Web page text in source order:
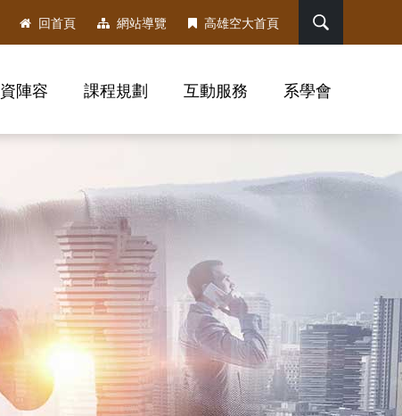
回首頁 網站導覽 高雄空大首頁
陣容 課程規劃 互動服務 系學會
，社群分享工具列